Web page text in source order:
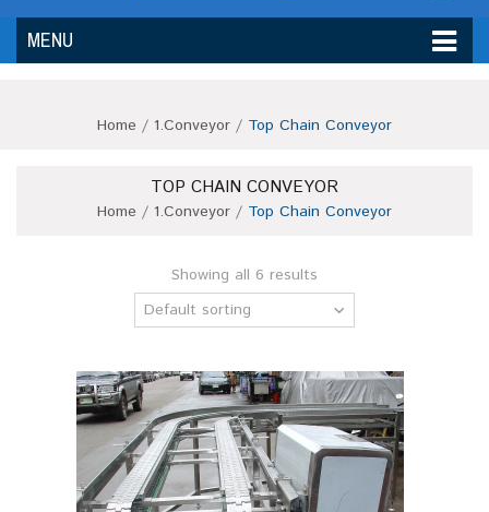
MENU
Home / 1.Conveyor / Top Chain Conveyor
TOP CHAIN CONVEYOR
Home / 1.Conveyor / Top Chain Conveyor
Showing all 6 results
Default sorting